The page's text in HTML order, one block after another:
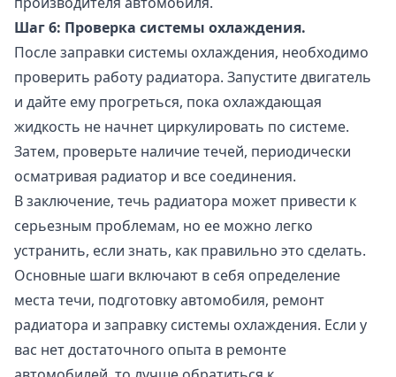
Шаг 6: Проверка системы охлаждения.
После заправки системы охлаждения, необходимо
проверить работу радиатора. Запустите двигатель
и дайте ему прогреться, пока охлаждающая
жидкость не начнет циркулировать по системе.
Затем, проверьте наличие течей, периодически
осматривая радиатор и все соединения.
В заключение, течь радиатора может привести к
серьезным проблемам, но ее можно легко
устранить, если знать, как правильно это сделать.
Основные шаги включают в себя определение
места течи, подготовку автомобиля, ремонт
радиатора и заправку системы охлаждения. Если у
вас нет достаточного опыта в ремонте